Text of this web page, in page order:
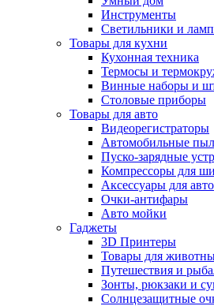
Инструменты
Светильники и
Товары для кухни
Кухонная техника
Термосы и
Винные наборы и
Столовые приборы
Товары для авто
Видеорегистраторы
Автомобильные
Пуско-зарядные
Компрессоры для
Аксессуары для авто
Очки-антифары
Авто мойки
Гаджеты
3D Принтеры
Товары для
Путешествия и
Зонты, рюкзаки и
Солнцезащитные